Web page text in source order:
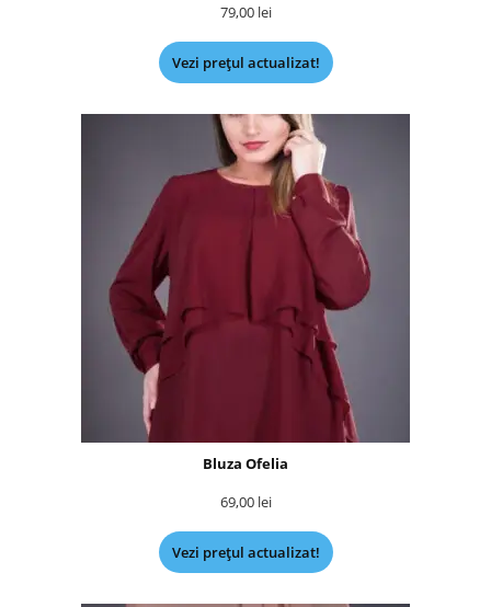
79,00 lei
Vezi prețul actualizat!
Bluza Ofelia
69,00 lei
Vezi prețul actualizat!